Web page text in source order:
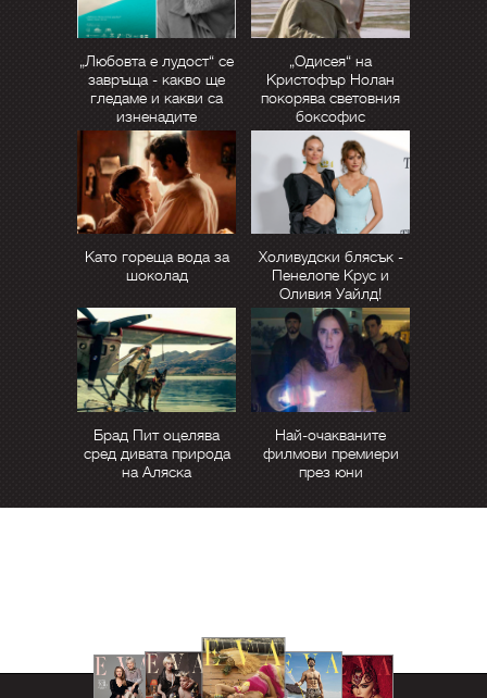
„Любовта е лудост“ се
завръща - какво ще
гледаме и какви са
изненадите
„Одисея“ на
Кристофър Нолан
покорява световния
боксофис
Като гореща вода за
шоколад
Холивудски блясък -
Пенелопе Крус и
Оливия Уайлд!
Брад Пит оцелява
сред дивата природа
на Аляска
Най-очакваните
филмови премиери
през юни